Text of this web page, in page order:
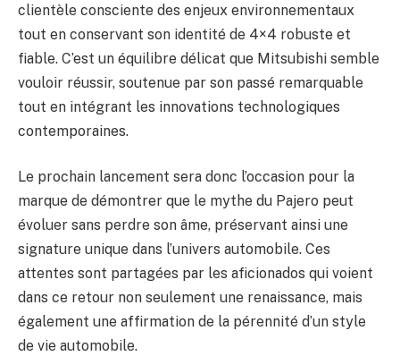
clientèle consciente des enjeux environnementaux
tout en conservant son identité de 4×4 robuste et
fiable. C’est un équilibre délicat que Mitsubishi semble
vouloir réussir, soutenue par son passé remarquable
tout en intégrant les innovations technologiques
contemporaines.
Le prochain lancement sera donc l’occasion pour la
marque de démontrer que le mythe du Pajero peut
évoluer sans perdre son âme, préservant ainsi une
signature unique dans l’univers automobile. Ces
attentes sont partagées par les aficionados qui voient
dans ce retour non seulement une renaissance, mais
également une affirmation de la pérennité d’un style
de vie automobile.